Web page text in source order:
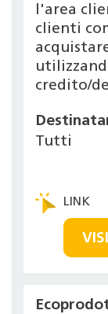
l'area
clienti
credito/
Tutti